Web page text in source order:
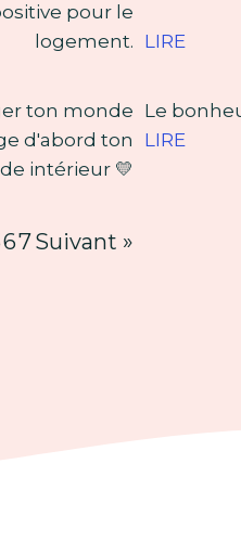
pour le
logement. LIRE
ton monde
d'abord ton
intérieur 💛
Le
LIRE
67Suivant »